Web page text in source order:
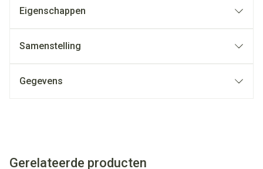
Eigenschappen
Samenstelling
Gegevens
Gerelateerde producten